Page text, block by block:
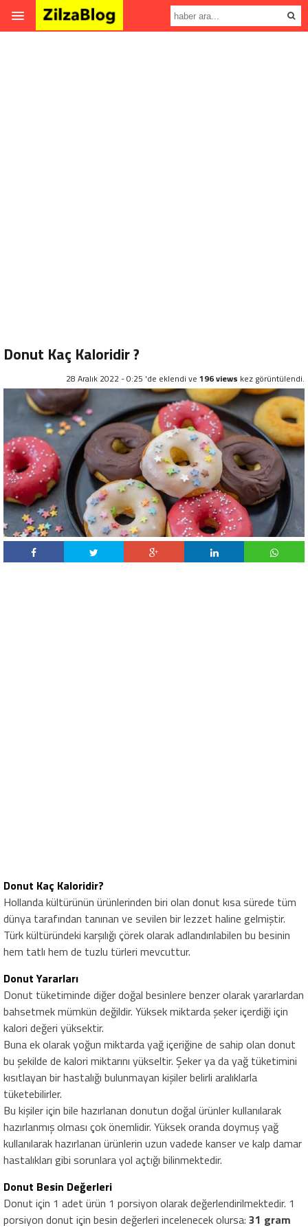
Donut Kaç Kaloridir ?
28 Aralık 2022 - 0:25 'de eklendi ve 196 views kez görüntülendi.
Donut Kaç Kaloridir?
Hollanda kültürünün ürünlerinden biri olan donut kısa sürede tüm
dünya tarafından tanınan ve sevilen bir lezzet haline gelmiştir.
Türk kültüründeki karşılığı çörek olarak adlandırılabilen bu besinin
hem tatlı hem de tuzlu türleri mevcuttur.
Donut Yararları
Donut tüketiminde diğer doğal besinlere benzer olarak yararlardan
bahsetmek mümkün değildir. Yüksek miktarda şeker içerdiği için
kalori değeri yüksektir.
Buna ek olarak yoğun miktarda yağ içeriğine de sahip olan donut
bu şekilde de kalori miktarını yükseltir. Şeker ya da yağ tüketimini
kısıtlayan bir hastalığı bulunmayan kişiler belirli aralıklarla
tüketebilirler.
Bu kişiler için bile hazırlanan donutun doğal ürünler kullanılarak
hazırlanmış olması çok önemlidir. Yüksek oranda doymuş yağ
kullanılarak hazırlanan ürünlerin uzun vadede kanser ve kalp damar
hastalıkları gibi sorunlara yol açtığı bilinmektedir.
Donut Besin Değerleri
Donut için 1 adet ürün 1 porsiyon olarak değerlendirilmektedir. 1
porsiyon donut için besin değerleri incelenecek olursa: 31 gram